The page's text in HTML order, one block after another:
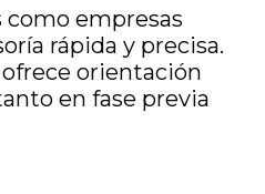
como empresas
rápida y precisa.
orientación
en fase previa